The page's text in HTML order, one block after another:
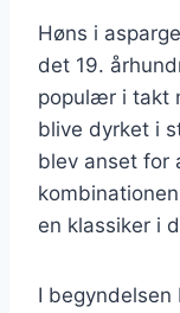
Høns i
det 19.
populær i takt
blive dyrket i
blev anset for
en klassiker i
I